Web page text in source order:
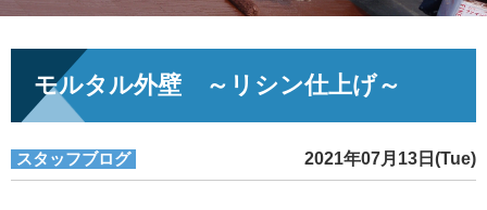
モルタル外壁 ～リシン仕上げ～
スタッフブログ 2021年07月13日(Tue)